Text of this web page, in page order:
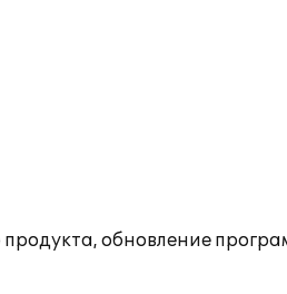
обновление